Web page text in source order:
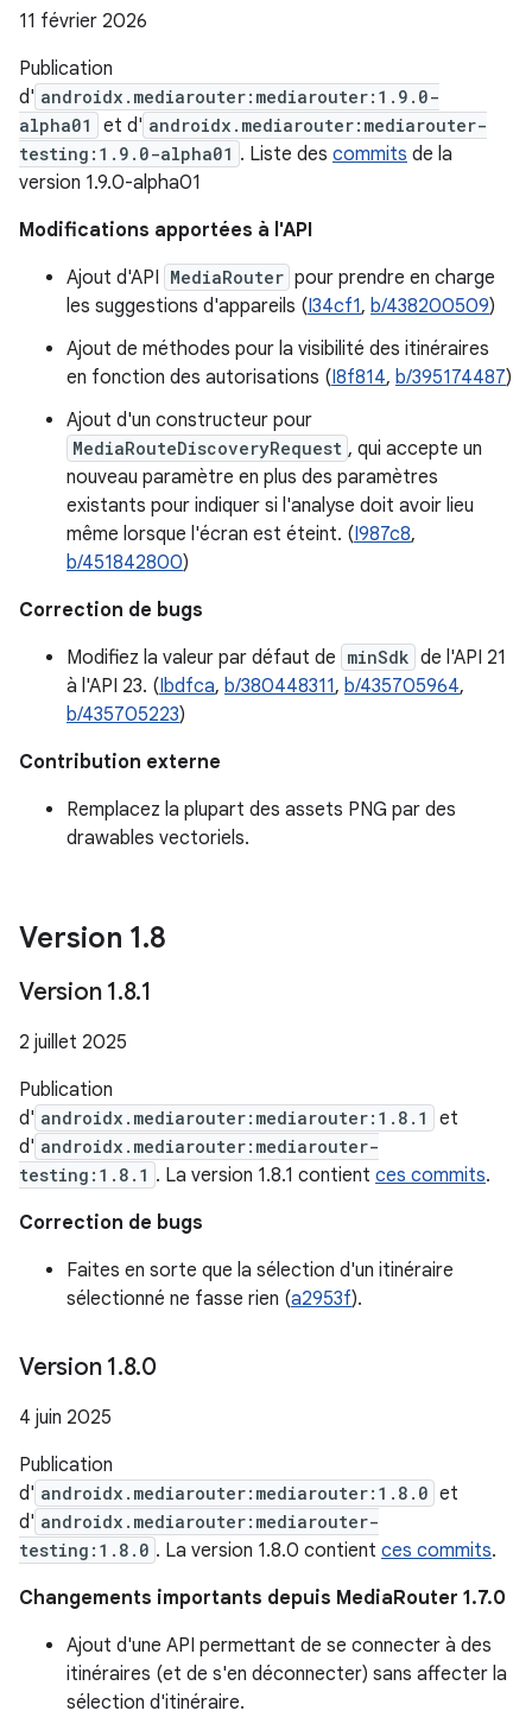
11 février 2026
Publication
d' androidx.mediarouter:mediarouter:1.9.0-
alpha01
et d' androidx.mediarouter:mediarouter-
testing:1.9.0-alpha01 . Liste des commits de la
version 1.9.0-alpha01
Modifications apportées à l'API
Ajout d'API MediaRouter pour prendre en charge
les suggestions d'appareils (I34cf1, b/438200509)
Ajout de méthodes pour la visibilité des itinéraires
en fonction des autorisations (I8f814, b/395174487)
Ajout d'un constructeur pour
MediaRouteDiscoveryRequest , qui accepte un
nouveau paramètre en plus des paramètres
existants pour indiquer si l'analyse doit avoir lieu
même lorsque l'écran est éteint. (I987c8,
b/451842800)
Correction de bugs
Modifiez la valeur par défaut de minSdk de l'API 21
à l'API 23. (Ibdfca, b/380448311, b/435705964,
b/435705223)
Contribution externe
Remplacez la plupart des assets PNG par des
drawables vectoriels.
Version 1.8
Version 1.8.1
2 juillet 2025
Publication
d' androidx.mediarouter:mediarouter:1.8.1
et
d' androidx.mediarouter:mediarouter-
testing:1.8.1 . La version 1.8.1 contient ces commits.
Correction de bugs
Faites en sorte que la sélection d'un itinéraire
sélectionné ne fasse rien (a2953f).
Version 1.8.0
4 juin 2025
Publication
d' androidx.mediarouter:mediarouter:1.8.0 et
d' androidx.mediarouter:mediarouter-
testing:1.8.0 . La version 1.8.0 contient ces commits.
Changements importants depuis MediaRouter 1.7.0
Ajout d'une API permettant de se connecter à des
itinéraires (et de s'en déconnecter) sans affecter la
sélection d'itinéraire.